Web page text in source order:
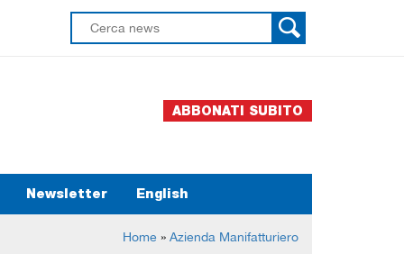
ABBONATI SUBITO
Newsletter English
Home » Azienda Manifatturiero